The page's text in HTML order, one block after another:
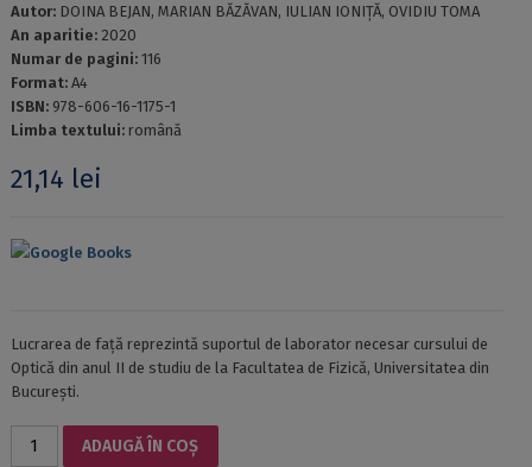
Autor: DOINA BEJAN, MARIAN BĂZĂVAN, IULIAN IONIȚĂ, OVIDIU TOMA
An aparitie: 2020
Numar de pagini: 116
Format: A4
ISBN: 978-606-16-1175-1
Limba textului: română
21,14 lei
Google Books
Lucrarea de față reprezintă suportul de laborator necesar cursului de
Optică din anul II de studiu de la Facultatea de Fizică, Universitatea din
București.
Cantitate
ADAUGĂ ÎN COȘ